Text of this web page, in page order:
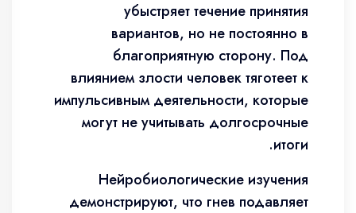
убыстряет течение принятия
вариантов, но не постоянно в
благоприятную сторону. Под
влиянием злости человек тяготеет к
импульсивным деятельности, которые
могут не учитывать долгосрочные
итоги.
Нейробиологические изучения
демонстрируют, что гнев подавляет